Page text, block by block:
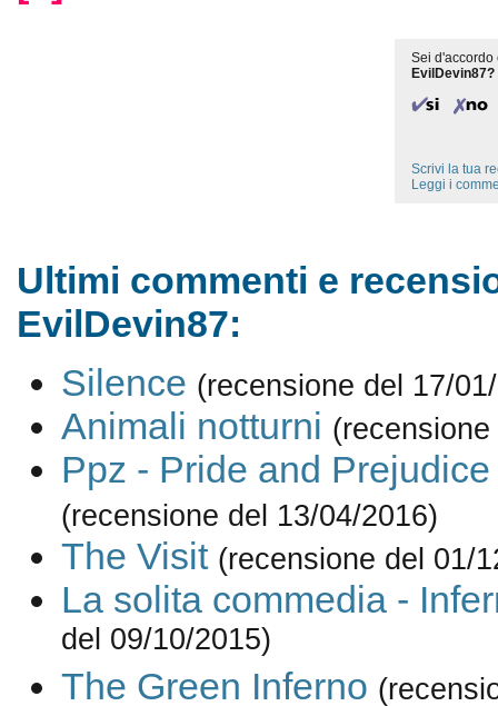
Sei d'accordo
EvilDevin87?
Scrivi la tua
Leggi i
Ultimi commenti e
EvilDevin87:
Silence (recensione del 17/
Animali notturni
Ppz - Pride and
(recensione del 13/04/2016)
The Visit (recensione del 01/
La solita commedia -
del 09/10/2015)
The Green Inferno